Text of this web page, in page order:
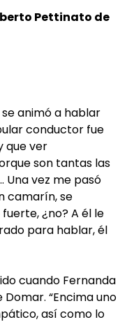
Pettinato de
animó a hablar
conductor fue
que ver
son tantas las
Una vez me pasó
camarín, se
¿no? A él le
para hablar, él
cuando Fernanda
“Encima uno
así como lo